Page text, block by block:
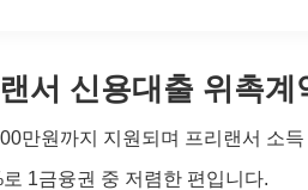
서 신용대출 위촉계
만원까지 지원되며 프리랜서 소
1금융권 중 저렴한 편입니다.